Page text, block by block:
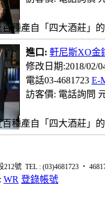
種產自「四大酒莊」
進口: 軒尼斯XO金
修改日期:2018/02/
電話03-4681723 E-
訪客價: 電話詢問
種產自「四大酒莊」
號 TEL : (03)4681723 ‧
: WR 登錄帳號